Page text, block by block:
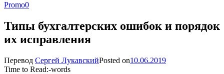
Promo0
Типы бухгалтерских ошибок и порядок
их исправления
Перевод Сергей ЛукавскийPosted on10.06.2019
Time to Read:-words